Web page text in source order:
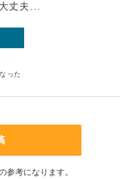
丈夫...
った
参考になります。